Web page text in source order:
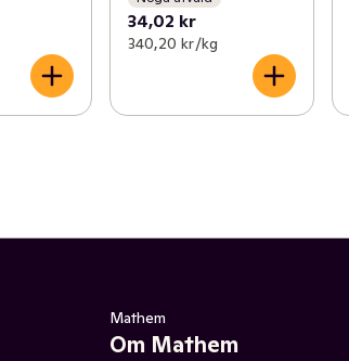
34,02 kr
340,20 kr /kg
Mathem
Om Mathem